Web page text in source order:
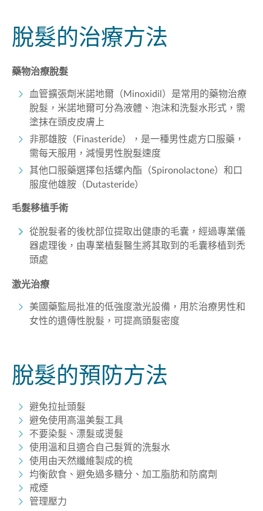
脫髮的治療方法
藥物治療脫髮
血管擴張劑米諾地爾（Minoxidil）是常用的藥物治療
脫髮，米諾地爾可分為液體、泡沫和洗髮水形式，需
塗抹在頭皮皮膚上
非那雄胺（Finasteride），是一種男性處方口服藥，
需每天服用，減慢男性脫髮速度
其他口服藥選擇包括螺內酯（Spironolactone）和口
服度他雄胺（Dutasteride）
毛髮移植手術
從脫髮者的後枕部位提取出健康的毛囊，經過專業儀
器處理後，由專業植髮醫生將其取到的毛囊移植到禿
頭處
激光治療
美國藥監局批准的低強度激光設備，用於治療男性和
女性的遺傳性脫髮，可提高頭髮密度
脫髮的預防方法
避免拉扯頭髮
避免使用高溫美髮工具
不要染髮、漂髮或燙髮
使用溫和且適合自己髮質的洗髮水
使用由天然纖維製成的梳
均衡飲食、避免過多糖分、加工脂肪和防腐劑
戒煙
管理壓力